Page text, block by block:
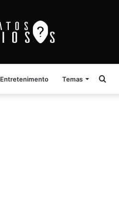
Entretenimento Temas